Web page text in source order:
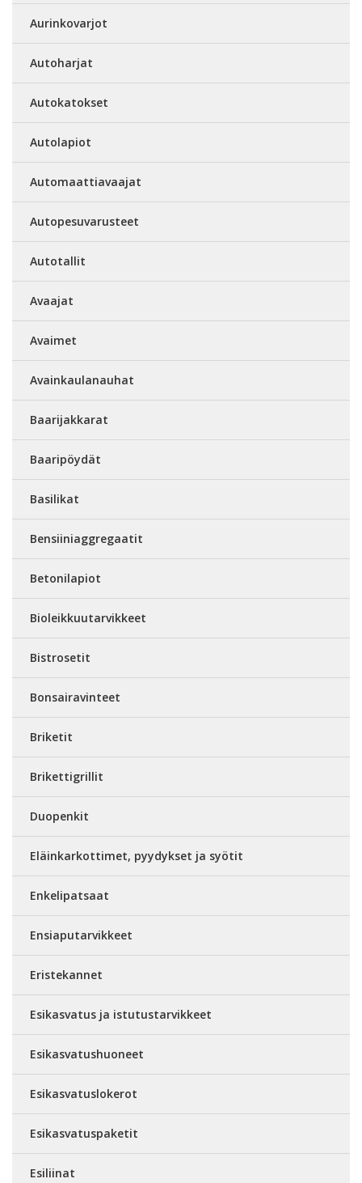
Aurinkovarjot
Autoharjat
Autokatokset
Autolapiot
Automaattiavaajat
Autopesuvarusteet
Autotallit
Avaajat
Avaimet
Avainkaulanauhat
Baarijakkarat
Baaripöydät
Basilikat
Bensiiniaggregaatit
Betonilapiot
Bioleikkuutarvikkeet
Bistrosetit
Bonsairavinteet
Briketit
Brikettigrillit
Duopenkit
Eläinkarkottimet, pyydykset ja syötit
Enkelipatsaat
Ensiaputarvikkeet
Eristekannet
Esikasvatus ja istutustarvikkeet
Esikasvatushuoneet
Esikasvatuslokerot
Esikasvatuspaketit
Esiliinat